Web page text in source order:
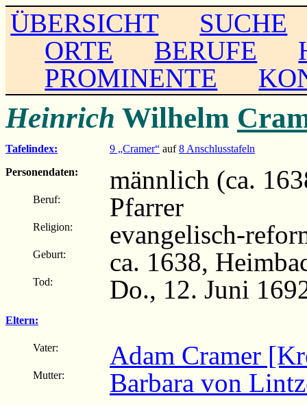
ÜBERSICHT
SUCHE
ORTE
BERUFE
PROMINENTE
Heinrich Wilhelm
Tafelindex: 9 „Cramer“ auf8 Anschlusstafeln
Personendaten:
männlich (ca.
Beruf: Pfarrer
Religion: evangelisch-
Geburt: ca. 1638,
Tod: Do., 12. Juni
Eltern:
Vater: Adam Cramer
Mutter: Barbara von